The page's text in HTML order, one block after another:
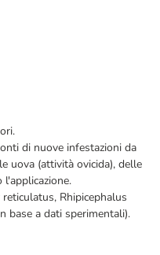
di nuove infestazioni da
uova (attività ovicida), delle
Rhipicephalus
base a dati sperimentali).